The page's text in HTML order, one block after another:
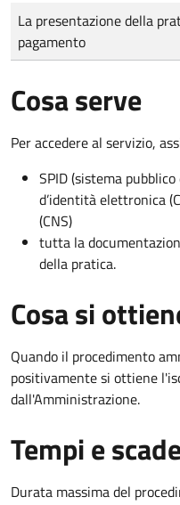
Tipo di pagamento
Importo
La presentazione della
pagamento
Cosa serve
Per accedere al servizio,
SPID (sistema
d’identità elettronica
(CNS)
tutta la
della pratica.
Cosa si
Quando il procedimento
positivamente si ottiene
dall'Amministrazione.
Tempi e
Durata massima del